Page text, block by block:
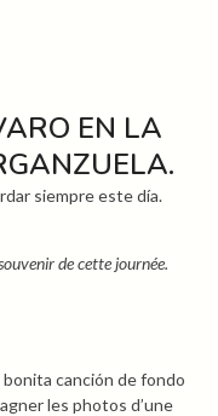
EN LA
siempre este día.
de cette journée.
canción de fondo
les photos d’une